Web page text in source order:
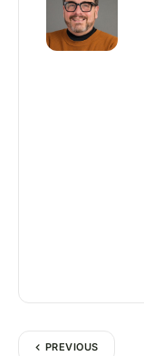
PREVIOUS